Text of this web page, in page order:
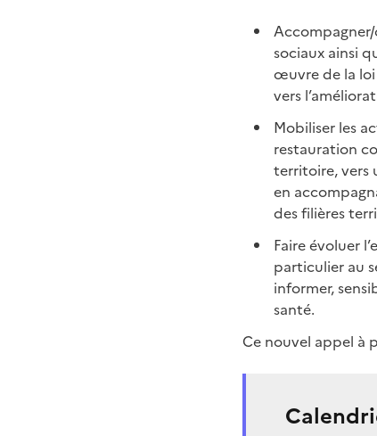
sociaux ainsi
œuvre de la
vers
Mobiliser les
restauration
territoire, vers
en
des filières
Faire évoluer
particulier au
informer,
santé.
Ce nouvel appel à